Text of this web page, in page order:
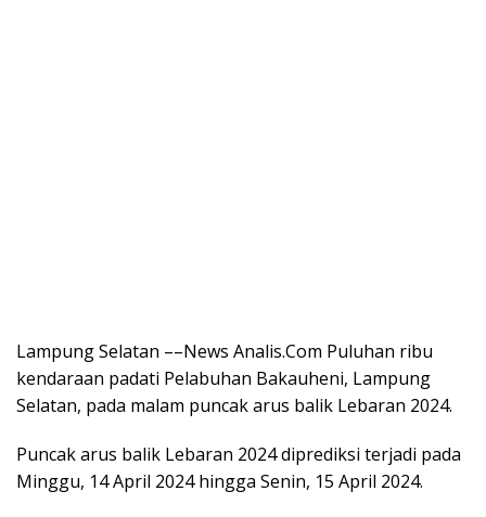
Lampung Selatan ––News Analis.Com Puluhan ribu
kendaraan padati Pelabuhan Bakauheni, Lampung
Selatan, pada malam puncak arus balik Lebaran 2024.
Puncak arus balik Lebaran 2024 diprediksi terjadi pada
Minggu, 14 April 2024 hingga Senin, 15 April 2024.